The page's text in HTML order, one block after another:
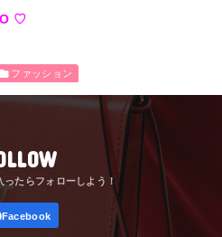
♡
ファッション